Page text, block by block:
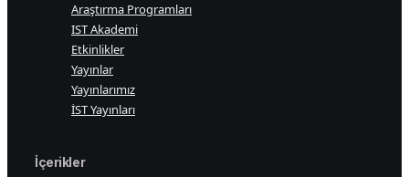
Araştırma Programları
IST Akademi
Etkinlikler
Yayınlar
Yayınlarımız
İST Yayınları
İçerikler